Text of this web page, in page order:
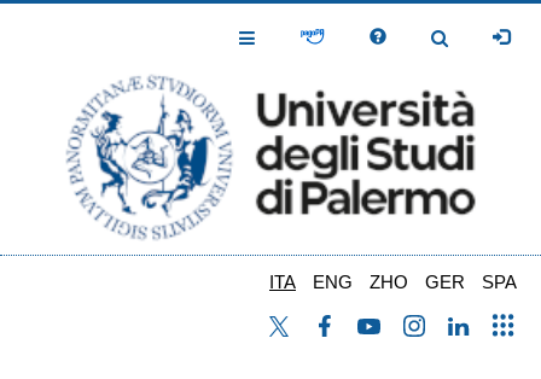
Toggle
Toggle
ITA ENG ZHO GER SPA